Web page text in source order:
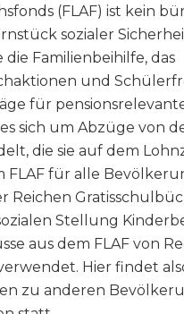
(FLAF) ist kein
sozialer
Familienbeihilfe, das
und
für
sich um Abzüge von
die sie auf dem
FLAF für alle
Reichen
Stellung
aus dem FLAF von
Hier findet
zu anderen